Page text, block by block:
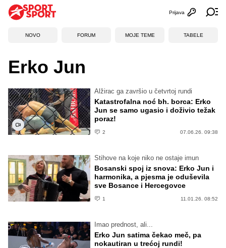
Otvori
Prijava
NOVO FORUM MOJE TEME TABELE
Erko Jun
Alžirac ga završio u četvrtoj rundi
Katastrofalna noć bh. borca: Erko
Jun se samo ugasio i doživio težak
poraz!
2 07.06.26. 09:38
Stihove na koje niko ne ostaje imun
Bosanski spoj iz snova: Erko Jun i
harmonika, a pjesma je oduševila
sve Bosance i Hercegovce
1 11.01.26. 08:52
Imao prednost, ali...
Erko Jun satima čekao meč, pa
nokautiran u trećoj rundi!